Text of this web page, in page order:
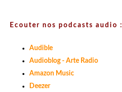
Ecouter nos podcasts audio :
Audible
Audioblog - Arte Radio
Amazon Music
Deezer